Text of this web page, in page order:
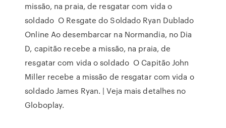
missão, na praia, de resgatar com vida o
soldado O Resgate do Soldado Ryan Dublado
Online Ao desembarcar na Normandia, no Dia
D, capitão recebe a missão, na praia, de
resgatar com vida o soldado O Capitão John
Miller recebe a missão de resgatar com vida o
soldado James Ryan. | Veja mais detalhes no
Globoplay.